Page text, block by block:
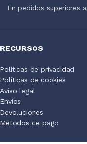
En pedidos superiores
RECURSOS
Políticas de privacidad
Políticas de cookies
Aviso legal
Envíos
Devoluciones
Métodos de pago